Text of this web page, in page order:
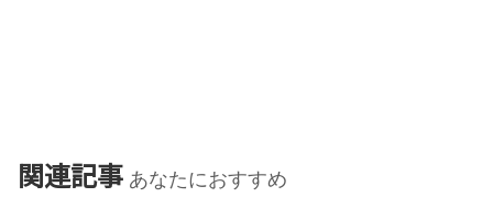
関連記事 あなたにおすすめ